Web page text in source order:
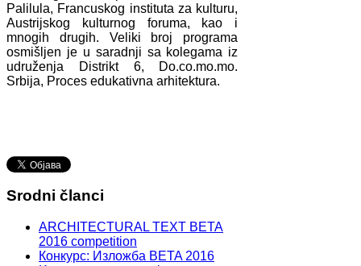
Palilula, Francuskog instituta za kulturu,
Austrijskog kulturnog foruma, kao i
mnogih drugih. Veliki broj programa
osmišljen je u saradnji sa kolegama iz
udruženja Distrikt 6, Do.co.mo.mo.
Srbija, Proces edukativna arhitektura.
Srodni članci
ARCHITECTURAL TEXT BETA
2016 competition
Конкурс: Изложба BETA 2016